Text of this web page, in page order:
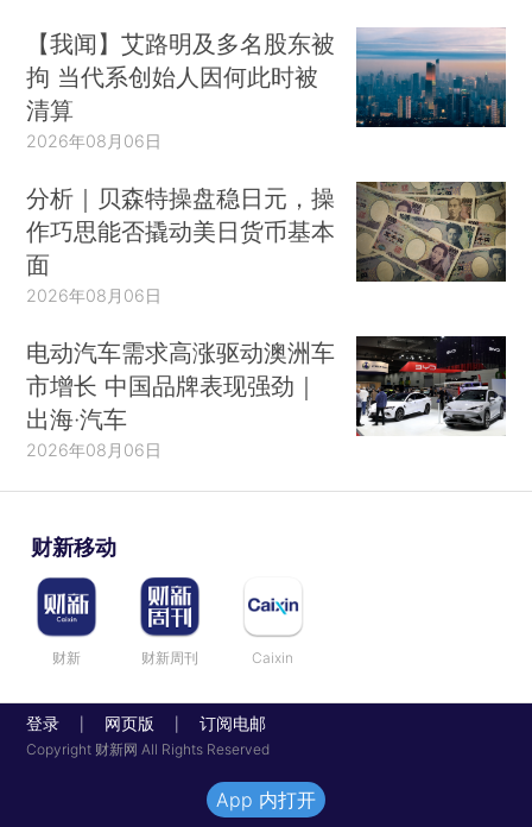
【我闻】艾路明及多名股东被
拘 当代系创始人因何此时被
清算
2026年08月06日
分析｜贝森特操盘稳日元，操
作巧思能否撬动美日货币基本
面
2026年08月06日
电动汽车需求高涨驱动澳洲车
市增长 中国品牌表现强劲｜
出海·汽车
2026年08月06日
财新移动
财新 财新周刊 Caixin
登录 网页版 订阅电邮
Copyright 财新网 All Rights Reserved
App 内打开